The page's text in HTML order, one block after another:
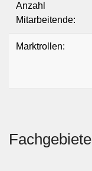
Anzahl
Mitarbeitende:
Marktrollen:
Fachgebiete